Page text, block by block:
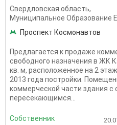
Свердловская область,
Муниципальное Образование
Проспект Космонавтов
Предлагается к продаже
свободного назначения в ЖК
кв. м, расположенное на 2
2013 года постройки.
коммерческой части здания с
пересекающимся...
Собственник